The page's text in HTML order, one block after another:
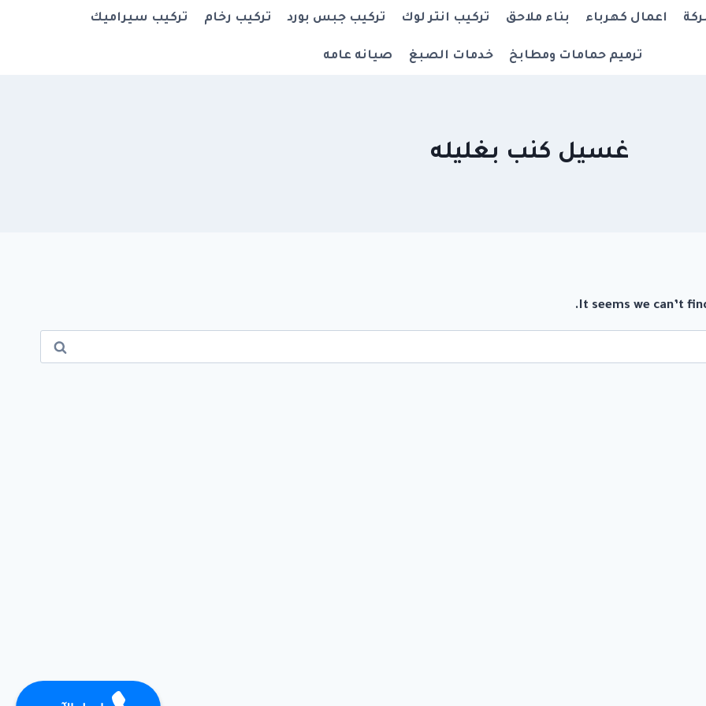
اعمال كهرباء بناء ملاحق تركيب انتر لوك تركيب جبس بورد تركيب رخام تركيب سيراميك
ترميم حمامات ومطابخ خدمات الصبغ صيانه عامه
غسيل كنب بغليله
It seems we can’t